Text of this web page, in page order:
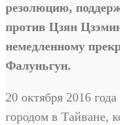
резолюцию,
против Цзян
немедленному
Фалуньгун.
20 октября 2016
городом в Тайване,